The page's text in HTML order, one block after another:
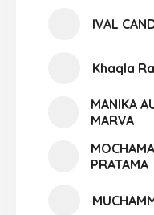
IVAL
Khaqla
MANIKA
MARVA
PRATAMA